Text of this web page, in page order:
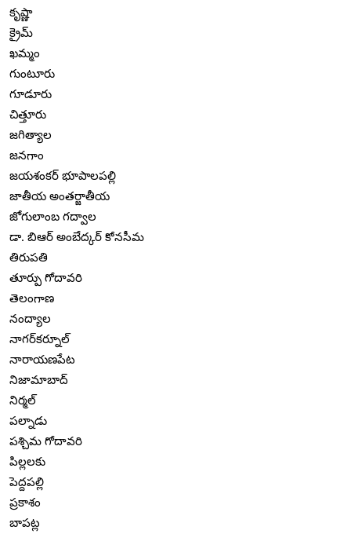
కృష్ణా
క్రైమ్
ఖమ్మం
గుంటూరు
గూడూరు
చిత్తూరు
జగిత్యాల
జనగాం
జయశంకర్ భూపాలపల్లి
జాతీయ అంతర్జాతీయ
జోగులాంబ గద్వాల
డా. బిఆర్ అంబేద్కర్ కోనసీమ
తిరుపతి
తూర్పు గోదావరి
తెలంగాణ
నంద్యాల
నాగర్‌కర్నూల్
నారాయణపేట
నిజామాబాద్
నిర్మల్
పల్నాడు
పశ్చిమ గోదావరి
పిల్లలకు
పెద్దపల్లి
ప్రకాశం
బాపట్ల